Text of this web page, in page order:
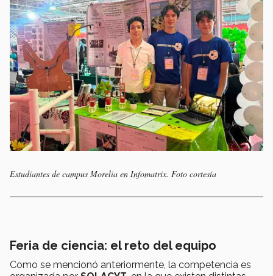
Estudiantes de campus Morelia en Infomatrix. Foto cortesía
Feria de ciencia: el reto del equipo
Como se mencionó anteriormente, la competencia es